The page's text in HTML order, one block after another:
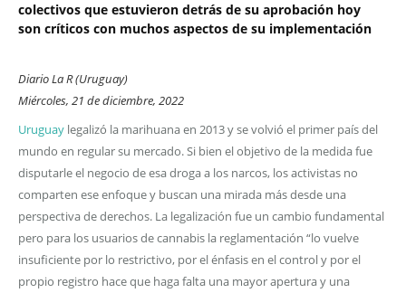
colectivos que estuvieron detrás de su aprobación hoy
son críticos con muchos aspectos de su implementación
Diario La R (Uruguay)
Miércoles, 21 de diciembre, 2022
Uruguay legalizó la marihuana en 2013 y se volvió el primer país del
mundo en regular su mercado. Si bien el objetivo de la medida fue
disputarle el negocio de esa droga a los narcos, los activistas no
comparten ese enfoque y buscan una mirada más desde una
perspectiva de derechos. La legalización fue un cambio fundamental
pero para los usuarios de cannabis la reglamentación “lo vuelve
insuficiente por lo restrictivo, por el énfasis en el control y por el
propio registro hace que haga falta una mayor apertura y una